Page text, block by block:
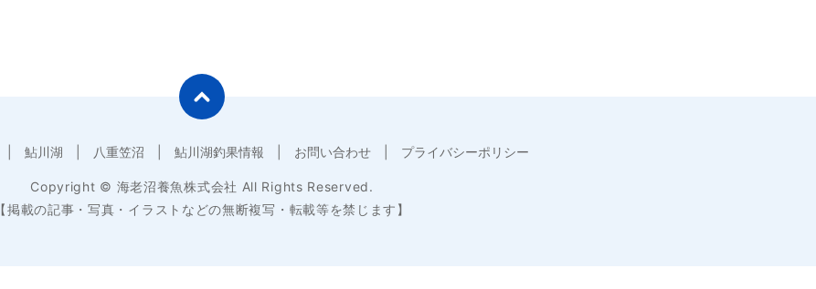
鮎川湖 八重笠沼 鮎川湖釣果情報 お問い合わせ プライバシーポリシー
Copyright © 海老沼養魚株式会社 All Rights Reserved.
【掲載の記事・写真・イラストなどの無断複写・転載等を禁じます】